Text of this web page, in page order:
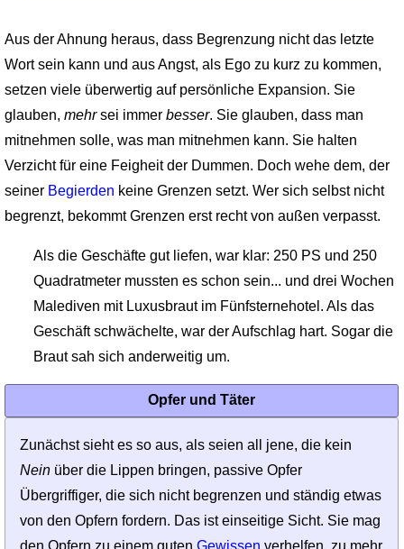
Aus der Ahnung heraus, dass Begrenzung nicht das letzte
Wort sein kann und aus Angst, als Ego zu kurz zu kommen,
setzen viele überwertig auf persönliche Expansion. Sie
glauben, mehrsei immer besser. Sie glauben, dass man
mitnehmen solle, was man mitnehmen kann. Sie halten
Verzicht für eine Feigheit der Dummen. Doch wehe dem, der
seiner Begierden keine Grenzen setzt. Wer sich selbst nicht
begrenzt, bekommt Grenzen erst recht von außen verpasst.
Als die Geschäfte gut liefen, war klar: 250 PS und 250
Quadratmeter mussten es schon sein... und drei Wochen
Malediven mit Luxusbraut im Fünfsternehotel. Als das
Geschäft schwächelte, war der Aufschlag hart. Sogar die
Braut sah sich anderweitig um.
Opfer und Täter
Zunächst sieht es so aus, als seien all jene, die kein
Neinüber die Lippen bringen, passive Opfer
Übergriffiger, die sich nicht begrenzen und ständig etwas
von den Opfern fordern. Das ist einseitige Sicht. Sie mag
den Opfern zu einem guten Gewissen verhelfen, zu mehr